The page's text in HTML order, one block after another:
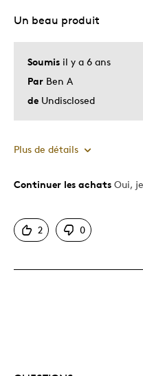
Soumis il y a 6 ans
Par Ben A
de Undisclosed
Un beau produit
Plus de détails
Le pour
Très bonne qualité
Continuer les achats Oui,
2 0